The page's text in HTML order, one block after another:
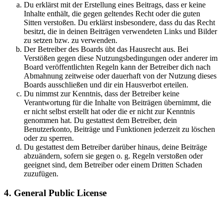
Du erklärst mit der Erstellung eines Beitrags, dass er keine
Inhalte enthält, die gegen geltendes Recht oder die guten
Sitten verstoßen. Du erklärst insbesondere, dass du das Recht
besitzt, die in deinen Beiträgen verwendeten Links und Bilder
zu setzen bzw. zu verwenden.
Der Betreiber des Boards übt das Hausrecht aus. Bei
Verstößen gegen diese Nutzungsbedingungen oder anderer im
Board veröffentlichten Regeln kann der Betreiber dich nach
Abmahnung zeitweise oder dauerhaft von der Nutzung dieses
Boards ausschließen und dir ein Hausverbot erteilen.
Du nimmst zur Kenntnis, dass der Betreiber keine
Verantwortung für die Inhalte von Beiträgen übernimmt, die
er nicht selbst erstellt hat oder die er nicht zur Kenntnis
genommen hat. Du gestattest dem Betreiber, dein
Benutzerkonto, Beiträge und Funktionen jederzeit zu löschen
oder zu sperren.
Du gestattest dem Betreiber darüber hinaus, deine Beiträge
abzuändern, sofern sie gegen o. g. Regeln verstoßen oder
geeignet sind, dem Betreiber oder einem Dritten Schaden
zuzufügen.
4. General Public License